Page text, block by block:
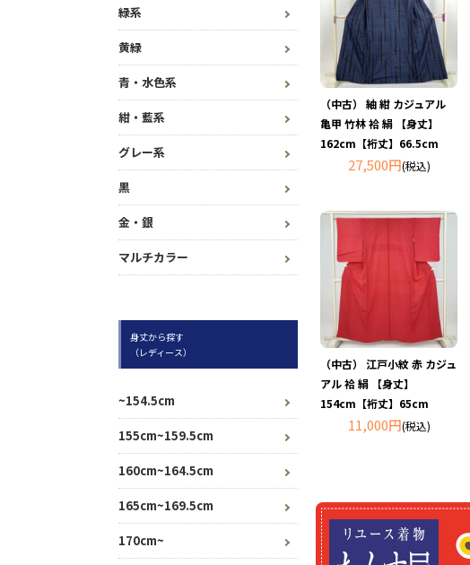
緑系
黄緑
青・水色系
紺・藍系
グレー系
黒
金・銀
マルチカラー
身丈から探す
（レディース）
~154.5cm
155cm~159.5cm
160cm~164.5cm
165cm~169.5cm
170cm~
（中古） 紬 紺 カジュアル
亀甲 竹林 袷 絹 【身丈】
162cm【裄丈】66.5cm
27,500円(税込)
（中古） 江戸小紋 赤 カジュ
アル 袷 絹 【身丈】
154cm【裄丈】65cm
11,000円(税込)